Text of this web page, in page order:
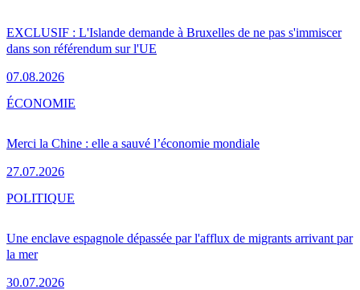
EXCLUSIF : L'Islande demande à Bruxelles de ne pas s'immiscer
dans son référendum sur l'UE
07.08.2026
Merci la Chine : elle a sauvé l’économie mondiale
27.07.2026
ÉCONOMIE
Une enclave espagnole dépassée par l'afflux de migrants arrivant par
la mer
30.07.2026
POLITIQUE